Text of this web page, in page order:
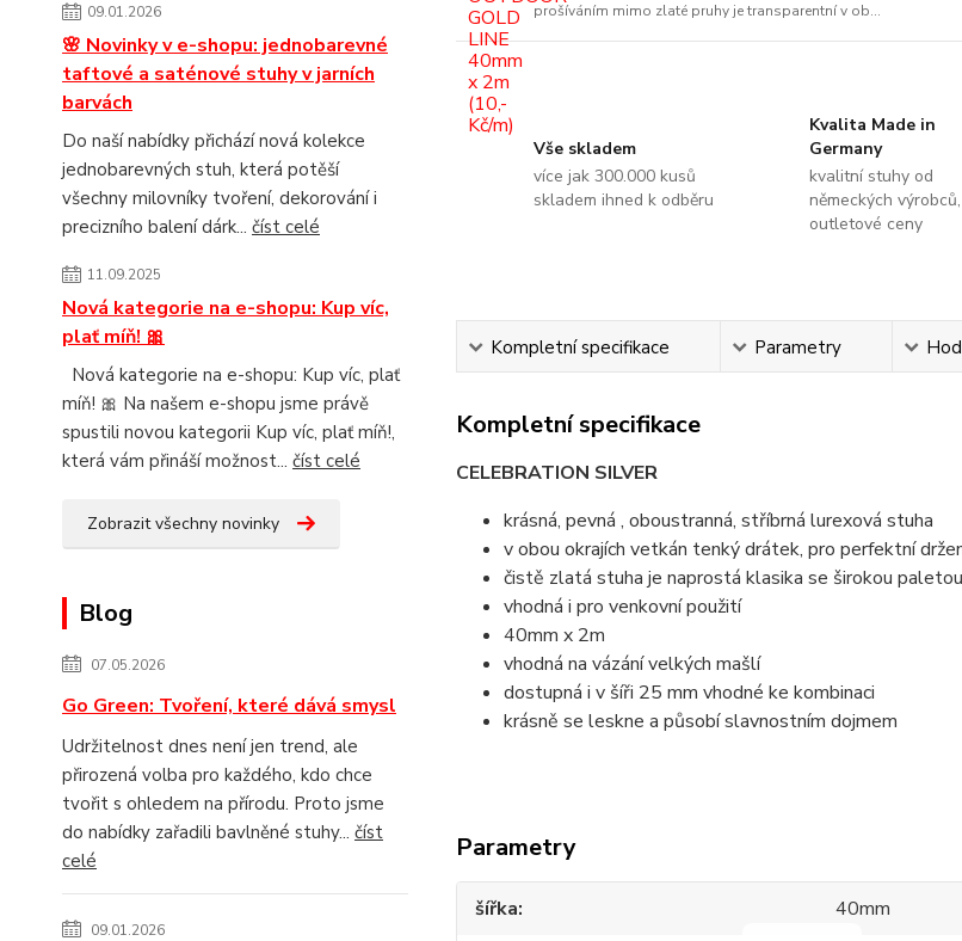
09.01.2026
🌸 Novinky v e-shopu: jednobarevné
taftové a saténové stuhy v jarních
barvách
Do naší nabídky přichází nová kolekce
jednobarevných stuh, která potěší
všechny milovníky tvoření, dekorování i
precizního balení dárk... číst celé
11.09.2025
Nová kategorie na e-shopu: Kup víc,
plať míň! 🎀
Nová kategorie na e-shopu: Kup víc, plať
míň! 🎀 Na našem e-shopu jsme právě
spustili novou kategorii Kup víc, plať míň!,
která vám přináší možnost... číst celé
Zobrazit všechny novinky
Blog
07.05.2026
Go Green: Tvoření, které dává smysl
Udržitelnost dnes není jen trend, ale
přirozená volba pro každého, kdo chce
tvořit s ohledem na přírodu. Proto jsme
do nabídky zařadili bavlněné stuhy... číst
celé
09.01.2026
prošíváním mimo zlaté pruhy je transparentní v ob...
Vše skladem
více jak 300.000 kusů
skladem ihned k odběru
Kvalita Made in
Germany
kvalitní stuhy od
německých
outletové ceny
Kompletní specifikace Parametry
Kompletní specifikace
CELEBRATION SILVER
krásná, pevná , oboustranná, stříbrná lurexová stuha
v obou okrajích vetkán tenký drátek, pro perfektní
čistě zlatá stuha je naprostá klasika se širokou
vhodná i pro venkovní použití
40mm x 2m
vhodná na vázání velkých mašlí
dostupná i v šíři 25 mm vhodné ke kombinaci
krásně se leskne a působí slavnostním dojmem
Parametry
šířka
40mm